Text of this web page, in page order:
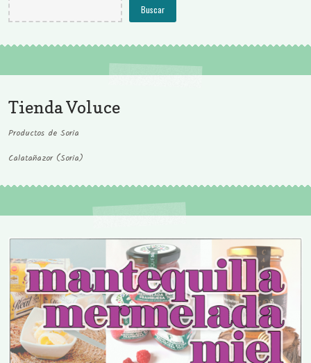
Buscar
Tienda Voluce
Productos de Soria
Calatañazor (Soria)